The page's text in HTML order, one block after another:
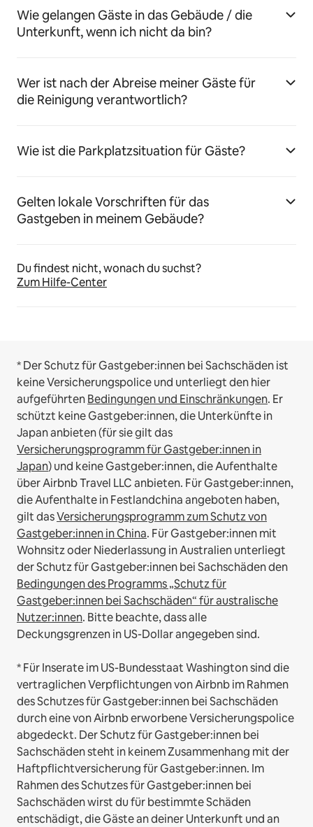
Wie gelangen Gäste in das Gebäude / die
Unterkunft, wenn ich nicht da bin?
Wer ist nach der Abreise meiner Gäste für
die Reinigung verantwortlich?
Wie ist die Parkplatzsituation für Gäste?
Gelten lokale Vorschriften für das
Gastgeben in meinem Gebäude?
Du findest nicht, wonach du suchst?
Zum Hilfe-Center
* Der Schutz für Gastgeber:innen bei Sachschäden ist
keine Versicherungspolice und unterliegt den hier
aufgeführtenBedingungen und Einschränkungen. Er
schützt keine Gastgeber:innen, die Unterkünfte in
Japan anbieten (für sie gilt das
Versicherungsprogramm für Gastgeber:innen in
Japan) und keine Gastgeber:innen, die Aufenthalte
über Airbnb Travel LLC anbieten. Für Gastgeber:innen,
die Aufenthalte in Festlandchina angeboten haben,
gilt dasVersicherungsprogramm zum Schutz von
Gastgeber:innen in China. Für Gastgeber:innen mit
Wohnsitz oder Niederlassung in Australien unterliegt
der Schutz für Gastgeber:innen bei Sachschäden den
Bedingungen des Programms „Schutz für
Gastgeber:innen bei Sachschäden“ für australische
Nutzer:innen. Bitte beachte, dass alle
Deckungsgrenzen in US-Dollar angegeben sind.
* Für Inserate im US-Bundesstaat Washington sind die
vertraglichen Verpflichtungen von Airbnb im Rahmen
des Schutzes für Gastgeber:innen bei Sachschäden
durch eine von Airbnb erworbene Versicherungspolice
abgedeckt. Der Schutz für Gastgeber:innen bei
Sachschäden steht in keinem Zusammenhang mit der
Haftpflichtversicherung für Gastgeber:innen. Im
Rahmen des Schutzes für Gastgeber:innen bei
Sachschäden wirst du für bestimmte Schäden
entschädigt, die Gäste an deiner Unterkunft und an